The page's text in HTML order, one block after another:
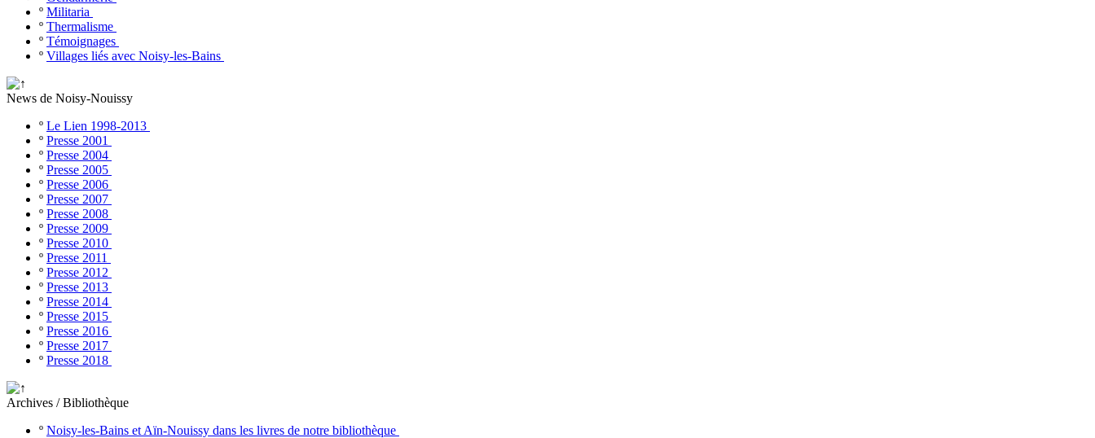
º Militaria
º Thermalisme
º Témoignages
º Villages liés avec Noisy-les-Bains
News de Noisy-Nouissy
º Le Lien 1998-2013
º Presse 2001
º Presse 2004
º Presse 2005
º Presse 2006
º Presse 2007
º Presse 2008
º Presse 2009
º Presse 2010
º Presse 2011
º Presse 2012
º Presse 2013
º Presse 2014
º Presse 2015
º Presse 2016
º Presse 2017
º Presse 2018
Archives / Bibliothèque
º Noisy-les-Bains et Aïn-Nouissy dans les livres de notre bibliothèque